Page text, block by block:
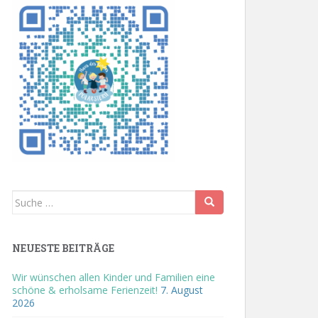
Suche
NEUESTE BEITRÄGE
Wir wünschen allen Kinder und Familien eine
schöne & erholsame Ferienzeit! 7. August
2026